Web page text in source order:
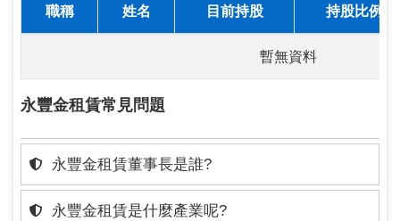
職稱 姓名 目前持股 持股比例
暫無資料
永豐金租賃常見問題
永豐金租賃董事長是誰?
永豐金租賃是什麼產業呢?